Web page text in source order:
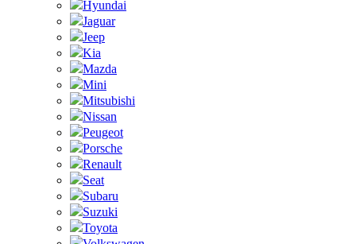
Hyundai
Jaguar
Jeep
Kia
Mazda
Mini
Mitsubishi
Nissan
Peugeot
Porsche
Renault
Seat
Subaru
Suzuki
Toyota